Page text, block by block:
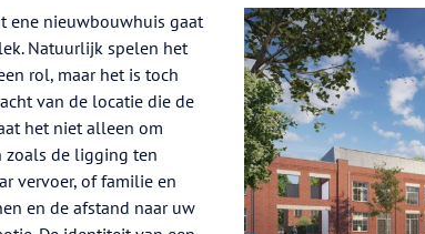
ene nieuwbouwhuis gaat
Natuurlijk spelen het
rol, maar het is toch
van de locatie die de
het niet alleen om
zoals de ligging ten
vervoer, of familie en
en de afstand naar uw